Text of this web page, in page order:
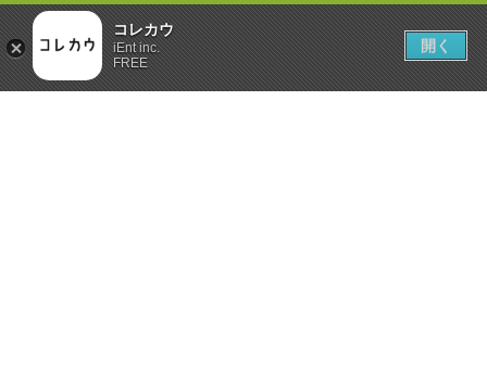
コレカウ
iEnt inc.
FREE
開く